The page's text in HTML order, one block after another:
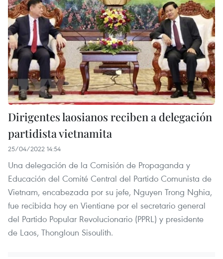
Dirigentes laosianos reciben a delegación
partidista vietnamita
25/04/2022 14:54
Una delegación de la Comisión de Propaganda y
Educación del Comité Central del Partido Comunista de
Vietnam, encabezada por su jefe, Nguyen Trong Nghia,
fue recibida hoy en Vientiane por el secretario general
del Partido Popular Revolucionario (PPRL) y presidente
de Laos, Thongloun Sisoulith.